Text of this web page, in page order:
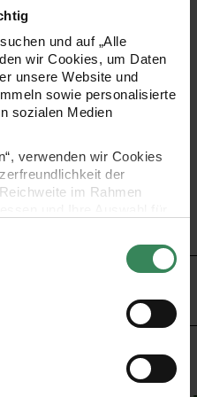
und auf „Alle
wir Cookies, um Daten
unsere Website und
sowie personalisierte
sozialen Medien
verwenden wir Cookies
der
im Rahmen
kann jederzeit über den
Fußbereich der Seite
den Empfängern der
aufbügeln. Fertig ist Ihr
Motive
und Aufbügeln
der Verpackung